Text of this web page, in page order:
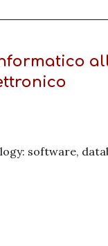
software,